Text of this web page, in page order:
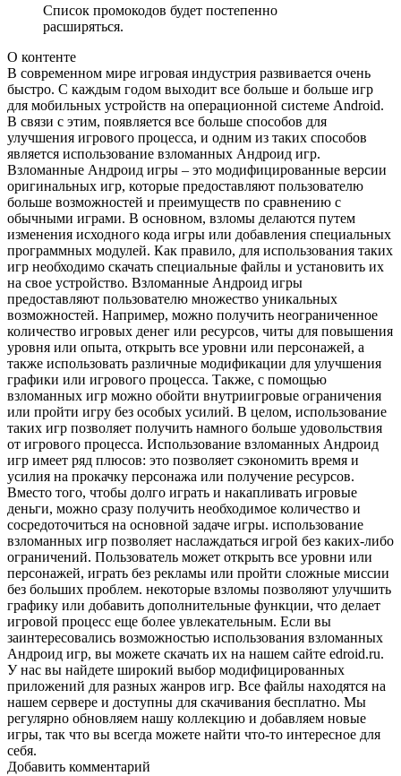
Список промокодов будет постепенно
расширяться.
О контенте
В современном мире игровая индустрия развивается очень
быстро. С каждым годом выходит все больше и больше игр
для мобильных устройств на операционной системе Android.
В связи с этим, появляется все больше способов для
улучшения игрового процесса, и одним из таких способов
является использование взломанных Андроид игр.
Взломанные Андроид игры – это модифицированные версии
оригинальных игр, которые предоставляют пользователю
больше возможностей и преимуществ по сравнению с
обычными играми. В основном, взломы делаются путем
изменения исходного кода игры или добавления специальных
программных модулей. Как правило, для использования таких
игр необходимо скачать специальные файлы и установить их
на свое устройство. Взломанные Андроид игры
предоставляют пользователю множество уникальных
возможностей. Например, можно получить неограниченное
количество игровых денег или ресурсов, читы для повышения
уровня или опыта, открыть все уровни или персонажей, а
также использовать различные модификации для улучшения
графики или игрового процесса. Также, с помощью
взломанных игр можно обойти внутриигровые ограничения
или пройти игру без особых усилий. В целом, использование
таких игр позволяет получить намного больше удовольствия
от игрового процесса. Использование взломанных Андроид
игр имеет ряд плюсов: это позволяет сэкономить время и
усилия на прокачку персонажа или получение ресурсов.
Вместо того, чтобы долго играть и накапливать игровые
деньги, можно сразу получить необходимое количество и
сосредоточиться на основной задаче игры. использование
взломанных игр позволяет наслаждаться игрой без каких-либо
ограничений. Пользователь может открыть все уровни или
персонажей, играть без рекламы или пройти сложные миссии
без больших проблем. некоторые взломы позволяют улучшить
графику или добавить дополнительные функции, что делает
игровой процесс еще более увлекательным. Если вы
заинтересовались возможностью использования взломанных
Андроид игр, вы можете скачать их на нашем сайте edroid.ru.
У нас вы найдете широкий выбор модифицированных
приложений для разных жанров игр. Все файлы находятся на
нашем сервере и доступны для скачивания бесплатно. Мы
регулярно обновляем нашу коллекцию и добавляем новые
игры, так что вы всегда можете найти что-то интересное для
себя.
Добавить комментарий